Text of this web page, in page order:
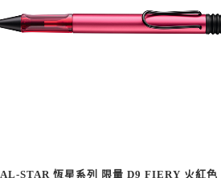
AL-STAR 恆星系列 限量 D9 FIERY 火紅色